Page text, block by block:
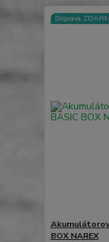
Doprava
BOX NAREX